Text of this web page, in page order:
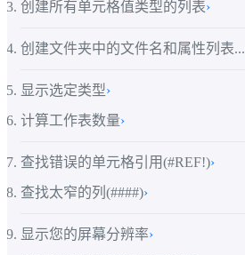
创建所有单元格值类型的列表›
创建文件夹中的文件名和属性列表...
显示选定类型›
计算工作表数量›
查找错误的单元格引用(#REF!)›
查找太窄的列(####)›
显示您的屏幕分辨率›